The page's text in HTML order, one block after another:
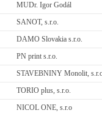
MUDr. Igor Godál
SANOT, s.r.o.
DAMO Slovakia s.r.o.
PN print s.r.o.
STAVEBNINY Monolit,
TORIO plus, s.r.o.
NICOL ONE, s.r.o